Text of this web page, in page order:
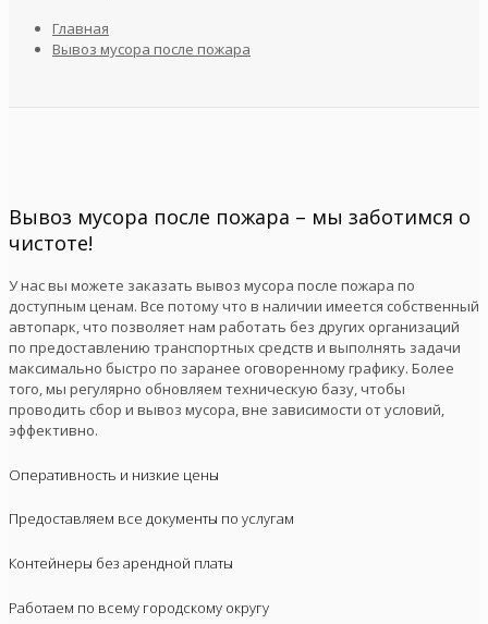
Главная
Вывоз мусора после пожара
Вывоз мусора после пожара – мы заботимся о
чистоте!
У нас вы можете заказать вывоз мусора после пожара по
доступным ценам. Все потому что в наличии имеется собственный
автопарк, что позволяет нам работать без других организаций
по предоставлению транспортных средств и выполнять задачи
максимально быстро по заранее оговоренному графику. Более
того, мы регулярно обновляем техническую базу, чтобы
проводить сбор и вывоз мусора, вне зависимости от условий,
эффективно.
Оперативность и низкие цены
Предоставляем все документы по услугам
Контейнеры без арендной платы
Работаем по всему городскому округу